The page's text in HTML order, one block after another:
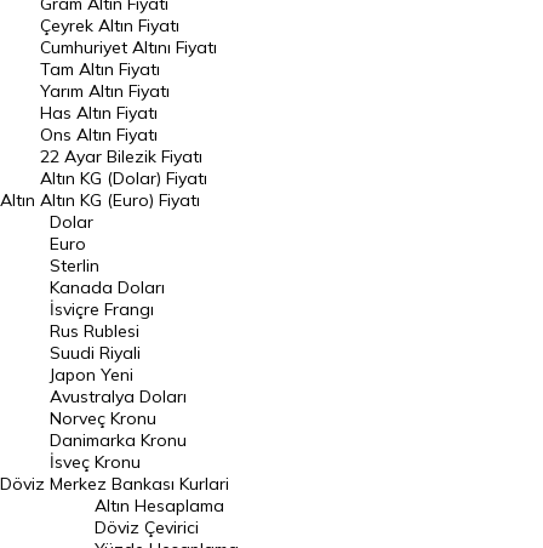
Raporlar
Endeksler
DÖVİZ
Döviz Kuru
Dolar Kuru
Euro Kuru
Pound Kuru
Frank Kuru
Riyal Kuru
Avustralya Doları
Danimarka Kronu Kuru
Kanada Doları Kuru
Norveç Kronu Kuru
İsveç Kronu Kuru
Altın
Çeyrek Altın Fiyatı
Cumhuriyet Altını Fiyatı
Tam Altın Fiyatı
Yarım Altın Fiyatı
Has Altın Fiyatı
Ons Altın Fiyatı
22 Ayar Bilezik Fiyatı
Altın KG (Dolar) Fiyatı
Altın KG (Euro) Fiyatı
Döviz
Dolar
Euro
Sterlin
Kanada Doları
İsviçre Frangı
Rus Rublesi
Suudi Riyali
Japon Yeni
Avustralya Doları
Norveç Kronu
Danimarka Kronu
İsveç Kronu
Merkez Bankası Kurlari
Altın Hesaplama
Döviz Çevirici